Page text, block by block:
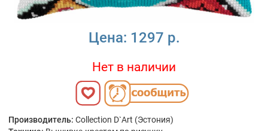
Цена: 1297 р.
Нет в наличии
Производитель: Collection D`Art (Эстония)